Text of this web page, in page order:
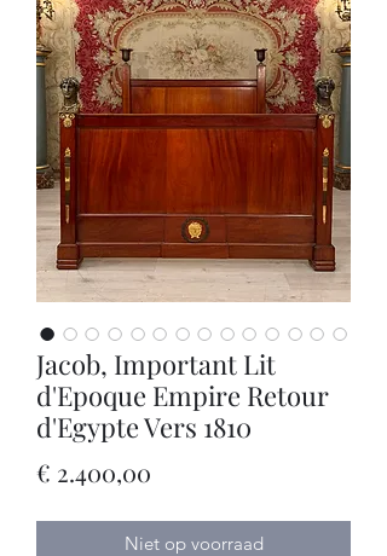
Jacob, Important Lit
d'Epoque Empire Retour
d'Egypte Vers 1810
€ 2.400,00
Niet op voorraad